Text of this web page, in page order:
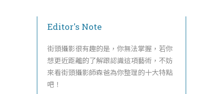
Editor's Note
街頭攝影很有趣的是，你無法掌握，若你
想更近距離的了解跟認識這項藝術，不妨
來看街頭攝影師森爸為你整理的十大特點
吧！